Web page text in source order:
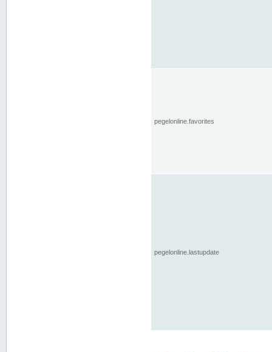
pegelonline.favorites
pegelonline.lastupdate